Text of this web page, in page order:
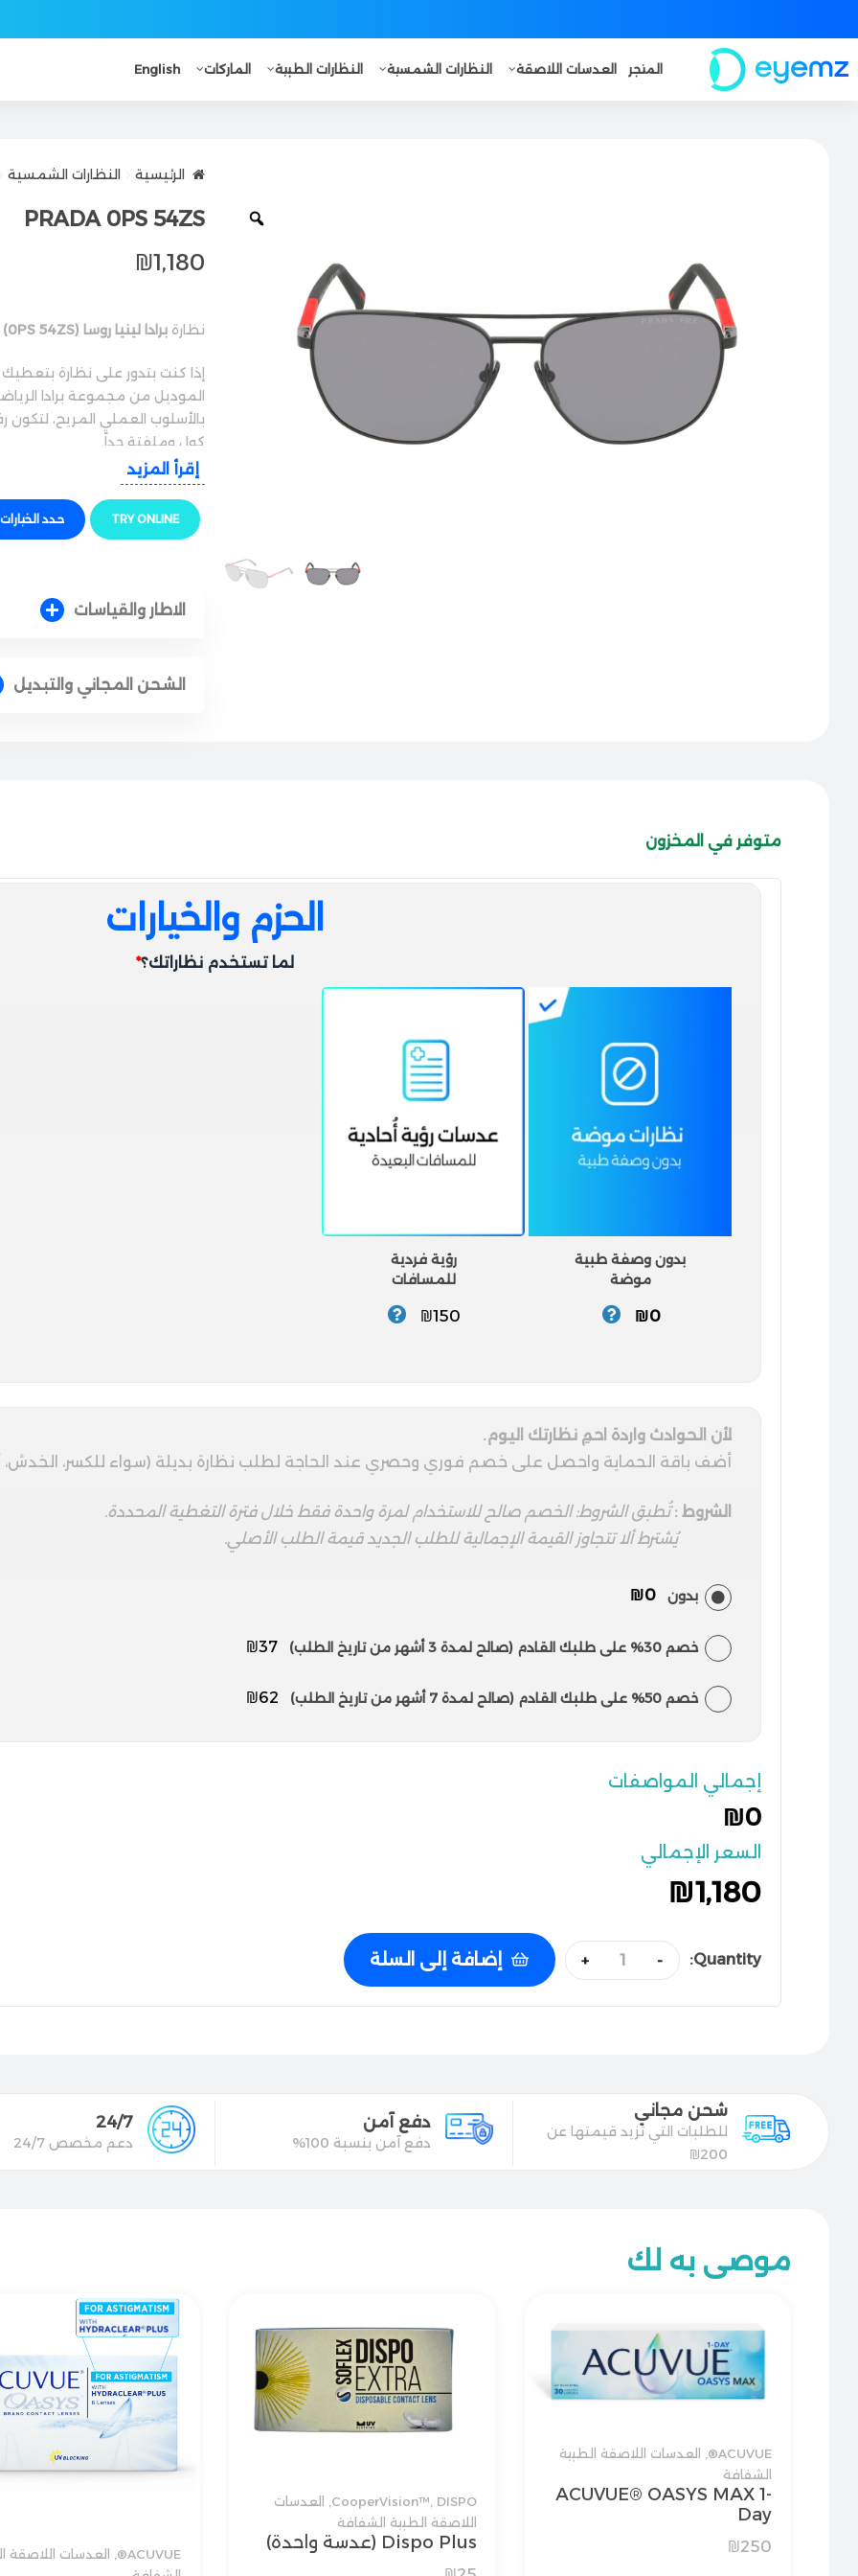
المتجر العدسات اللاصقة النظارات الشمسية النظارات الطبية الماركات English
الرئيسية النظارات الشمسية
PRADA 0PS 54ZS
₪1,180
نظارة برادا لينيا روسا (0PS 54ZS)
إذا كنت بتدور على نظارة
الموديل من مجموعة برادا
بالأسلوب العملي المريح،
كول وملفتة جداً.
الجودة والراحة
النظارة بتيجي بإطار معدني
اليومي القوي. الإطار مجهز
وقت السواقة في الأيام
متوازن وأنيق لأغلب أشكال الوجوه.
إقرأ المزيد
TRY ONLINE حدد الخيارات
الاطار والقياسات
الشحن المجاني والتبديل
متوفر في المخزون
الحزم والخيارات
لما تستخدم نظاراتك؟*
بدون وصفة طبية
موضة
₪0
رؤية فردية
للمسافات
₪150
لأن الحوادث واردة احمِ نظارتك اليوم.
أضف باقة الحماية واحصل على خصم فوري وحصري عند الحاجة لطلب نظارة بديلة (سواء للكسر، الخدش،
الشروط : تُطبق الشروط: الخصم صالح للاستخدام لمرة واحدة فقط خلال فترة التغطية المحددة.
يُشترط ألا تتجاوز القيمة الإجمالية للطلب الجديد قيمة الطلب الأصلي.
بدون ₪0
خصم 30% على طلبك القادم (صالح لمدة 3 أشهر من تاريخ الطلب) ₪37
خصم 50% على طلبك القادم (صالح لمدة 7 أشهر من تاريخ الطلب) ₪62
إجمالي المواصفات
₪0
السعر الإجمالي
₪1,180
Quantity:
-
+ إضافة إلى السلة
شحن مجاني
للطلبات التي تزيد قيمتها عن
200₪
دفع آمن
دفع آمن بنسبة 100%
24/7
دعم مخصص 24/7
موصى به لك
ACUVUE®
,
العدسات اللاصقة الطبية
الشفافة
ACUVUE® OASYS MAX 1-
Day
₪250
CooperVision™, DISPO
,
العدسات
اللاصقة الطبية الشفافة
Dispo Plus (عدسة واحدة)
ACUVUE®
العدسات اللاصقة